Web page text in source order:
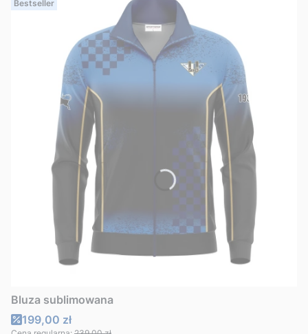
Bestseller
Bluza sublimowana
Cena promocyjna
199,00 zł